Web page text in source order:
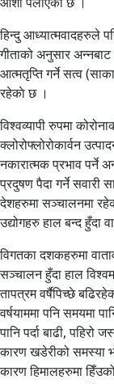
हिन्दु आध्यात्मवादहरुले
गीताको अनुसार
आत्मतृप्ति गर्ने सत्व
रहेकाे छ ।
विश्वव्यापी रुपमा
क्लोरोफ्लोरोकार्वन
नकारात्मक प्रभाव पर्ने
प्रदुषण पैदा गर्ने सवारी
देशहरुमा सञ्चालनमा
उद्योगहरु हाल बन्द हुँदा
विगतका दशकहरुमा
सञ्चालन हुँदा हाल
तापत्रम वर्षैपिच्छे
वर्षयाममा पनि समयमा
पानि पर्दा बाढी,
कारण खडेरीको समस्या
कारण हिमालहरुमा